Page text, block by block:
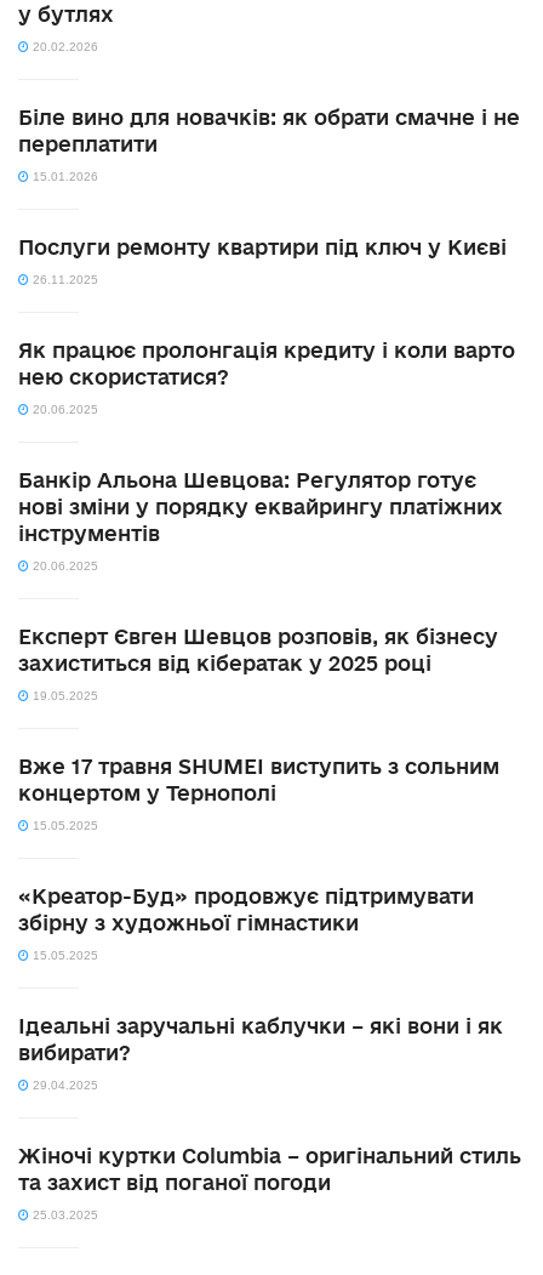
у бутлях
20.02.2026
Біле вино для новачків: як обрати смачне і не
переплатити
15.01.2026
Послуги ремонту квартири під ключ у Києві
26.11.2025
Як працює пролонгація кредиту і коли варто
нею скористатися?
20.06.2025
Банкір Альона Шевцова: Регулятор готує
нові зміни у порядку еквайрингу платіжних
інструментів
20.06.2025
Експерт Євген Шевцов розповів, як бізнесу
захиститься від кібератак у 2025 році
19.05.2025
Вже 17 травня SHUMEI виступить з сольним
концертом у Тернополі
15.05.2025
«Креатор-Буд» продовжує підтримувати
збірну з художньої гімнастики
15.05.2025
Ідеальні заручальні каблучки – які вони і як
вибирати?
29.04.2025
Жіночі куртки Columbia – оригінальний стиль
та захист від поганої погоди
25.03.2025